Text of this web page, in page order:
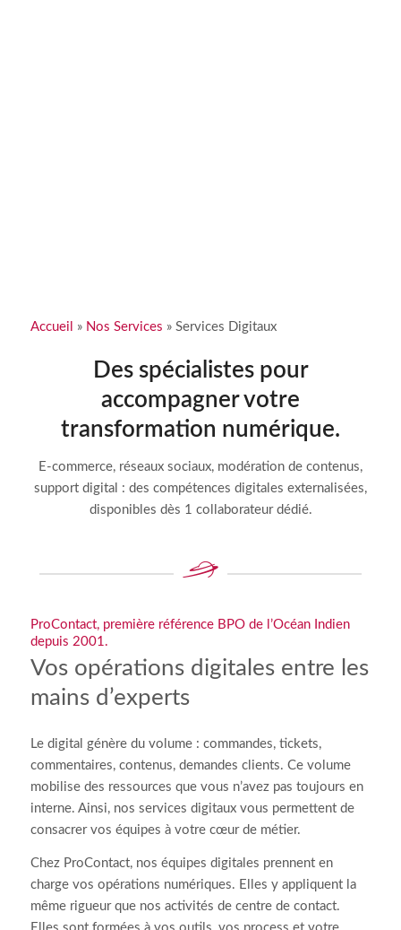
Accueil » Nos Services » Services Digitaux
Des spécialistes pour
accompagner votre
transformation numérique.
E-commerce, réseaux sociaux, modération de contenus,
support digital : des compétences digitales externalisées,
disponibles dès 1 collaborateur dédié.
ProContact, première référence BPO de l’Océan Indien
depuis 2001.
Vos opérations digitales entre les
mains d’experts
Le digital génère du volume : commandes, tickets,
commentaires, contenus, demandes clients. Ce volume
mobilise des ressources que vous n’avez pas toujours en
interne. Ainsi, nos services digitaux vous permettent de
consacrer vos équipes à votre cœur de métier.
Chez ProContact, nos équipes digitales prennent en
charge vos opérations numériques. Elles y appliquent la
même rigueur que nos activités de centre de contact.
Elles sont formées à vos outils, vos process et votre